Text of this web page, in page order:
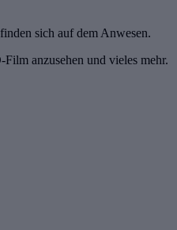
sich auf dem Anwesen.
anzusehen und vieles mehr.